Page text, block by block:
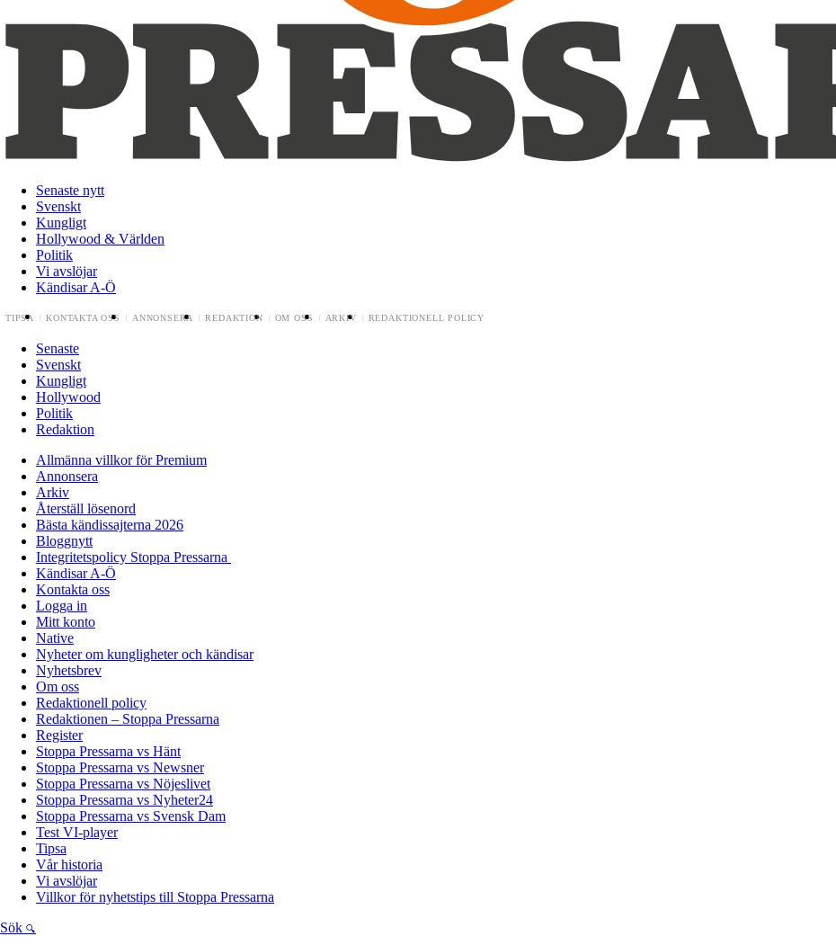
Senaste nytt
Svenskt
Kungligt
Hollywood & Världen
Politik
Vi avslöjar
Kändisar A-Ö
TIPSA KONTAKTA OSS ANNONSERA REDAKTION OM OSS ARKIV REDAKTIONELL POLICY
Senaste
Svenskt
Kungligt
Hollywood
Politik
Redaktion
Allmänna villkor för Premium
Annonsera
Arkiv
Återställ lösenord
Bästa kändissajterna 2026
Bloggnytt
Integritetspolicy Stoppa Pressarna
Kändisar A-Ö
Kontakta oss
Logga in
Mitt konto
Native
Nyheter om kungligheter och kändisar
Nyhetsbrev
Om oss
Redaktionell policy
Redaktionen – Stoppa Pressarna
Register
Stoppa Pressarna vs Hänt
Stoppa Pressarna vs Newsner
Stoppa Pressarna vs Nöjeslivet
Stoppa Pressarna vs Nyheter24
Stoppa Pressarna vs Svensk Dam
Test VI-player
Tipsa
Vår historia
Vi avslöjar
Villkor för nyhetstips till Stoppa Pressarna
Sök